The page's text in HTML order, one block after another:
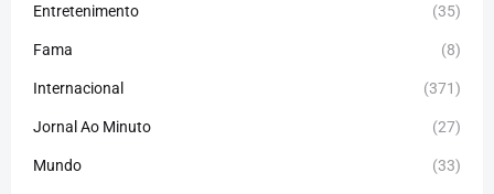
Entretenimento (35)
Fama (8)
Internacional (371)
Jornal Ao Minuto (27)
Mundo (33)